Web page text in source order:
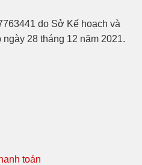
do Sở Kế hoạch và
28 tháng 12 năm 2021.
toán